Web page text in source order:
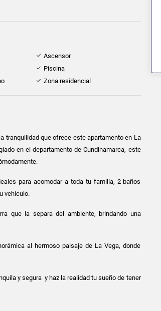
Ascensor
Piscina
Zona residencial
tranquilidad que ofrece este apartamento en La
en el departamento de Cundinamarca, este
para acomodar a toda tu familia, 2 baños
vehículo.
que la separa del ambiente, brindando una
al hermoso paisaje de La Vega, donde
y segura y haz la realidad tu sueño de tener